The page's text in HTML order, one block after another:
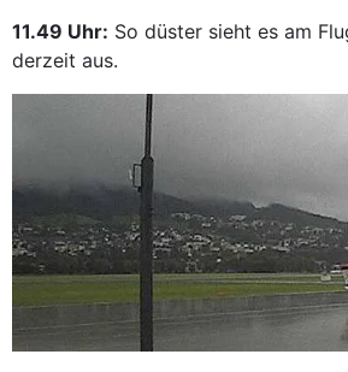
11.49 Uhr: So düster sieht es am
derzeit aus.